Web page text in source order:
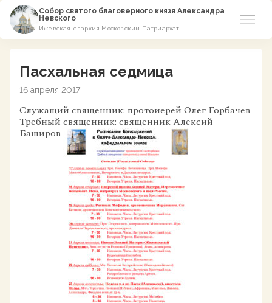
Собор святого благоверного князя Александра
Невского
Ижевская епархия Московский Патриархат
Азы Православия
Расписание
Виртуальный музей
Пожертвование
Контакты
Пасхальная седмица
16 апреля 2017
Служащий священник: протоиерей Олег Горбачев
Требный священник: священник Алексий
Баширов